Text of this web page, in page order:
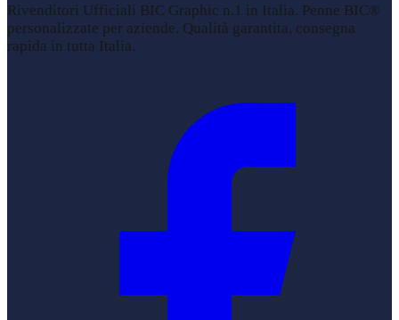
Rivenditori Ufficiali BIC Graphic n.1 in Italia. Penne BIC®
personalizzate per aziende. Qualità garantita, consegna
rapida in tutta Italia.